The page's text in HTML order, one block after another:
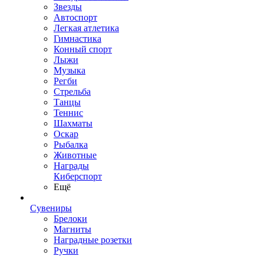
Звезды
Автоспорт
Легкая атлетика
Гимнастика
Конный спорт
Лыжи
Музыка
Регби
Стрельба
Танцы
Теннис
Шахматы
Оскар
Рыбалка
Животные
Награды
Киберспорт
Ещё
Сувениры
Брелоки
Магниты
Наградные розетки
Ручки